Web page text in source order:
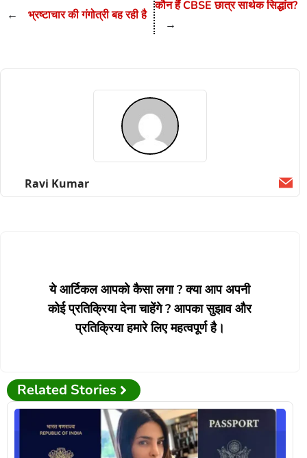
← भ्रष्टाचार की गंगोत्री बह रही है
कौन हैं CBSE छात्र सार्थक सिद्धांत?
→
Ravi Kumar
ये आर्टिकल आपको कैसा लगा ? क्या आप अपनी
कोई प्रतिक्रिया देना चाहेंगे ? आपका सुझाव और
प्रतिक्रिया हमारे लिए महत्वपूर्ण है।
Related Stories